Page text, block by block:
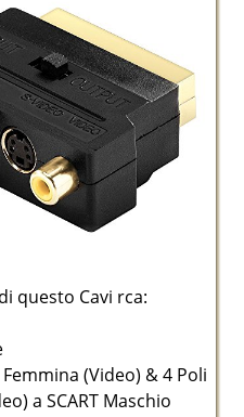
questo Cavi rca:
(Video) & 4 Poli
a SCART Maschio